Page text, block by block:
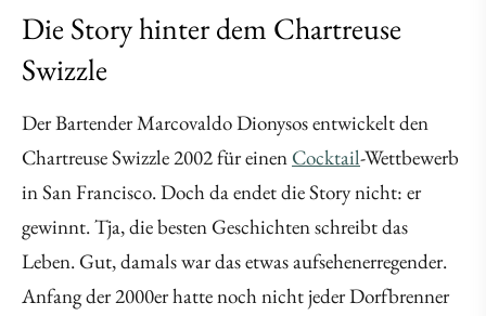
Die Story hinter dem Chartreuse
Swizzle
Der Bartender Marcovaldo Dionysos entwickelt den
Chartreuse Swizzle 2002 für einen Cocktail-Wettbewerb
in San Francisco. Doch da endet die Story nicht: er
gewinnt. Tja, die besten Geschichten schreibt das
Leben. Gut, damals war das etwas aufsehenerregender.
Anfang der 2000er hatte noch nicht jeder Dorfbrenner